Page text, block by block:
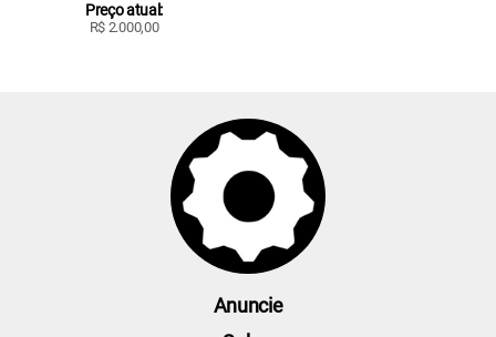
Preço atual:
R$ 2.000,00
Anuncie